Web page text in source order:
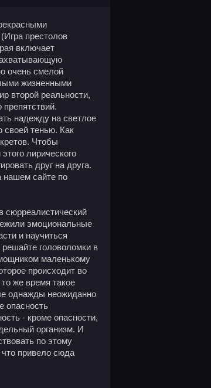
престолов
включает
очень смелой
жизненными
второй реальности,
надежду на светлое
своей тенью. Как
Чтобы
лирического
друг на друга.
нашем сайте по
сюрреалистический
эмоциональные
и научиться
головоломки в
маленькому
происходит во
же время такое
однажды неожиданно
опасность
- кроме опасности,
организм. И
по этому
привело сюда